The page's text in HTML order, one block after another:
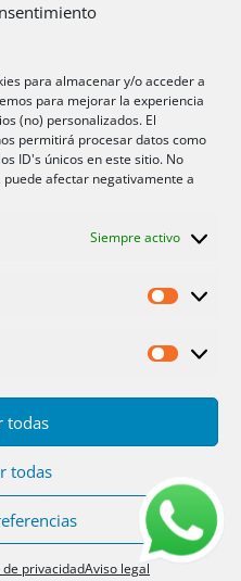
para almacenar y/o acceder a
para mejorar la experiencia
(no) personalizados. El
permitirá procesar datos como
ID's únicos en este sitio. No
afectar negativamente a
Siempre activo
todas
todas
de privacidadAviso legal
26 Contacto
DonCloud|Floridia